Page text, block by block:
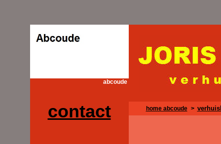
abcoude
contact home abcoude >